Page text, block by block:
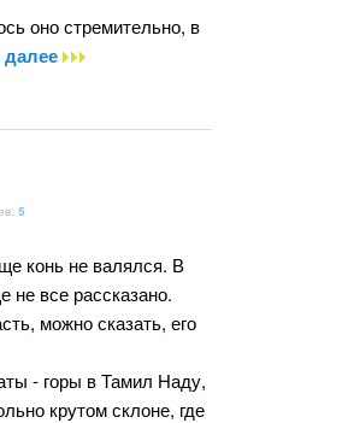
оно стремительно, в
далее
5
конь не валялся. В
все рассказано.
можно сказать, его
- горы в Тамил Наду,
крутом склоне, где